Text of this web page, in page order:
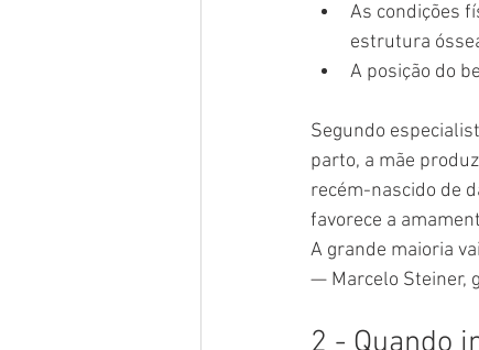
As condições
estrutura
A posição do
Segundo
parto, a mãe
recém-nascido de
favorece a
A grande maioria
— Marcelo Steiner,